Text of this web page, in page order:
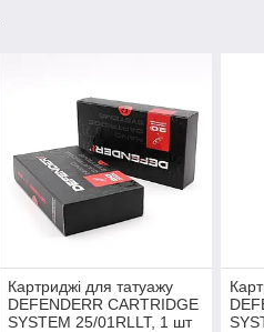
Картриджі для татуажу
DEFENDERR CARTRIDGE
SYSTEM 25/01RLLT, 1 шт